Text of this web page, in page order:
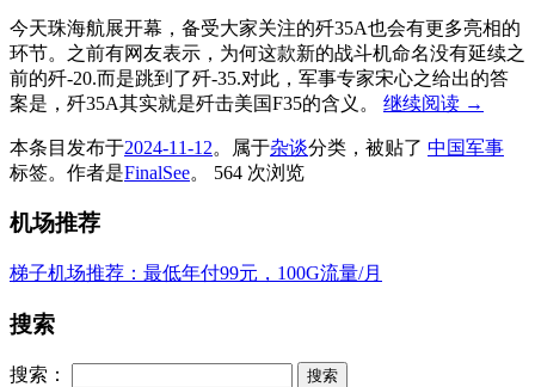
今天珠海航展开幕，备受大家关注的歼35A也会有更多亮相的
环节。之前有网友表示，为何这款新的战斗机命名没有延续之
前的歼-20.而是跳到了歼-35.对此，军事专家宋心之给出的答
案是，歼35A其实就是歼击美国F35的含义。 继续阅读 →
本条目发布于2024-11-12。属于杂谈分类，被贴了 中国军事
标签。 作者是FinalSee。 564 次浏览
机场推荐
梯子机场推荐：最低年付99元，100G流量/月
搜索
搜索：